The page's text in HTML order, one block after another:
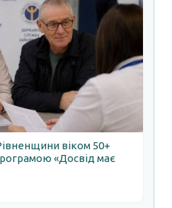
віком 50+
«Досвід має